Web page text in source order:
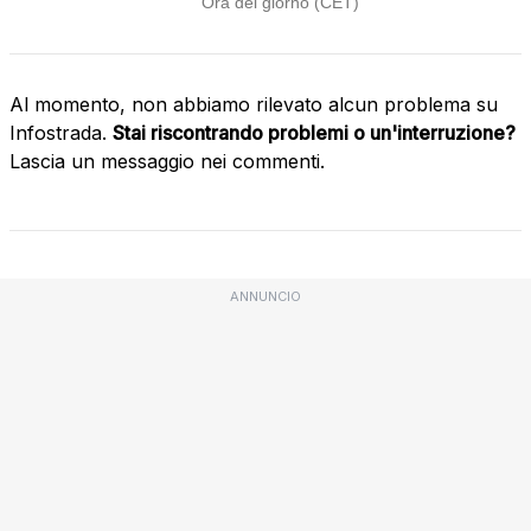
Al momento, non abbiamo rilevato alcun problema su
Infostrada. Stai riscontrando problemi o un'interruzione?
Lascia un messaggio nei commenti.
ANNUNCIO